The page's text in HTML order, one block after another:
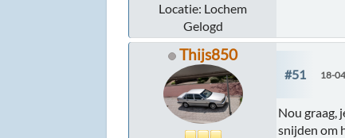
Locatie: Lochem
Gelogd
Thijs850
#51 18-
Nou graag,
snijden om